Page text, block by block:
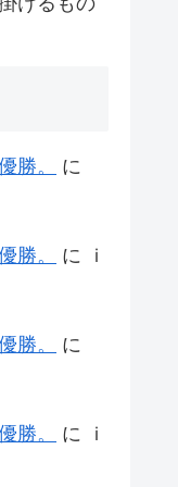
勝。
に
勝。 に
ｉ
勝。
に
勝。 に
ｉ